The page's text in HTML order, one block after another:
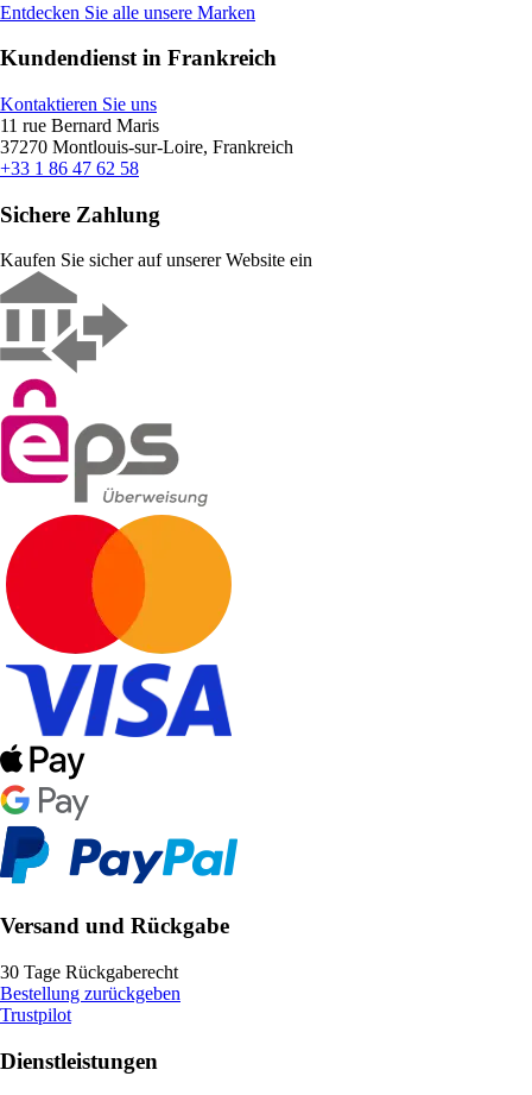
Entdecken Sie alle unsere Marken
Kundendienst in Frankreich
Kontaktieren Sie uns
11 rue Bernard Maris
37270 Montlouis-sur-Loire, Frankreich
+33 1 86 47 62 58
Sichere Zahlung
Kaufen Sie sicher auf unserer Website ein
Versand und Rückgabe
30 Tage Rückgaberecht
Bestellung zurückgeben
Trustpilot
Dienstleistungen